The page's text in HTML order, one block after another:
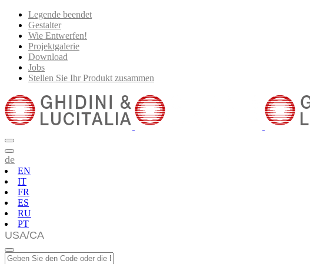
Legende beendet
Gestalter
Wie Entwerfen!
Projektgalerie
Download
Jobs
Stellen Sie Ihr Produkt zusammen
de
EN
IT
FR
ES
RU
PT